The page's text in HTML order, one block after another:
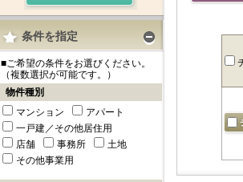
条件を指定
■ご希望の条件をお選びください。
（複数選択が可能です。）
物件種別
マンション
アパート
一戸建／その他居住用
店舗
事務所
土地
その他事業用